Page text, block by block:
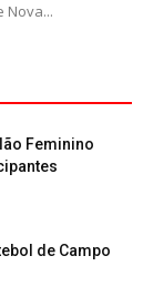
Nova...
Feminino
de Campo